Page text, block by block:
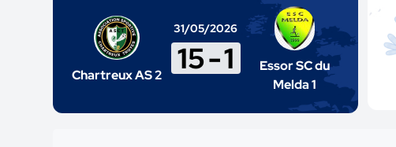
Chartreux AS 2
31/05/2026
15-1
Essor SC du
Melda 1